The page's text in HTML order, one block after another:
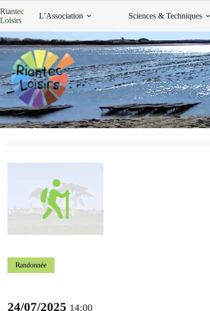
au
contenu
Riantec
Loisirs
L’Association Sciences & Techniques
Randonnée
24/07/2025 14:00